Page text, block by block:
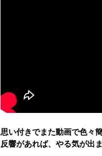
思い付きでまた動画で色々
反響があれば、やる気が出